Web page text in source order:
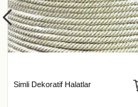
Simli Dekoratif Halatlar